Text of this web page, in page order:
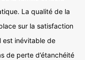
La qualité de la
sur la satisfaction
est inévitable de
de perte d’étanchéité